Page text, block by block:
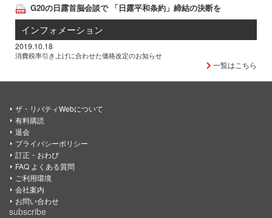
G20の日露首脳会談で 「日露平和条約」締結の決断を
インフォメーション
2019.10.18
消費税率引き上げに合わせた価格改定のお知らせ
一覧はこちら
ザ・リバティWebについて
有料購読
退会
プライバシーポリシー
訂正・おわび
FAQ よくある質問
ご利用環境
会社案内
お問い合わせ
subscribe